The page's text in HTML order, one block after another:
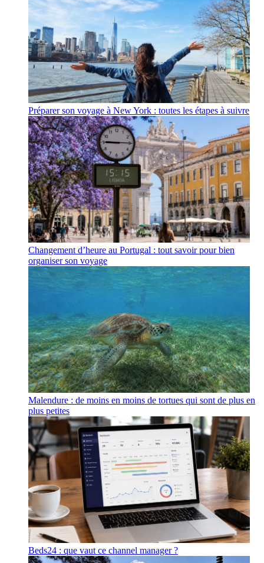
Préparer son voyage à New York : toutes les étapes à suivre
Changement d’heure au Portugal : tout savoir pour bien
organiser son voyage
Malendure : de moins en moins de tortues qui sont de plus en
plus petites
Beds24 : que vaut ce channel manager ?